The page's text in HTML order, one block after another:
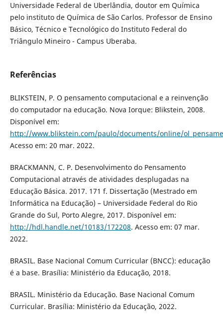
Universidade Federal de Uberlândia, doutor em Química
pelo instituto de Química de São Carlos. Professor de Ensino
Básico, Técnico e Tecnológico do Instituto Federal do
Triângulo Mineiro - Campus Uberaba.
Referências
BLIKSTEIN, P. O pensamento computacional e a reinvenção
do computador na educação. Nova Iorque: Blikstein, 2008.
Disponível em:
http://www.blikstein.com/paulo/documents/online/
Acesso em: 20 mar. 2022.
BRACKMANN, C. P. Desenvolvimento do Pensamento
Computacional através de atividades desplugadas na
Educação Básica. 2017. 171 f. Dissertação (Mestrado em
Informática na Educação) – Universidade Federal do Rio
Grande do Sul, Porto Alegre, 2017. Disponível em:
http://hdl.handle.net/10183/172208. Acesso em: 07 mar.
2022.
BRASIL. Base Nacional Comum Curricular (BNCC): educação
é a base. Brasília: Ministério da Educação, 2018.
BRASIL. Ministério da Educação. Base Nacional Comum
Curricular. Brasília: Ministério da Educação, 2022.